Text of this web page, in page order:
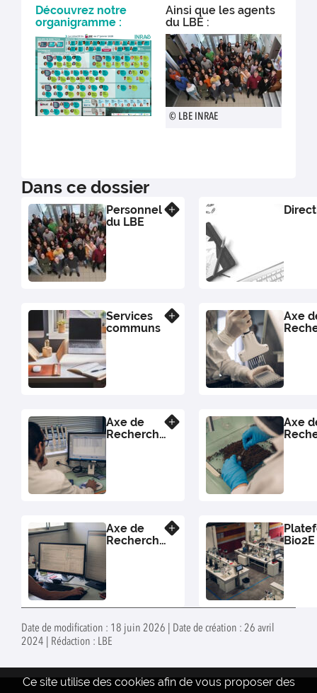
Découvrez notre
organigramme :
Ainsi que les agents
du LBE :
© LBE INRAE
Dans ce dossier
Personnel
du LBE
Services
communs
Axe
Axe de
Recherche
Axe
Axe de
Recherche
Bio2E
Date de modification : 18 juin 2026 | Date de création : 26 avril
2024 | Rédaction : LBE
Ce site utilise des cookies afin de vous proposer des